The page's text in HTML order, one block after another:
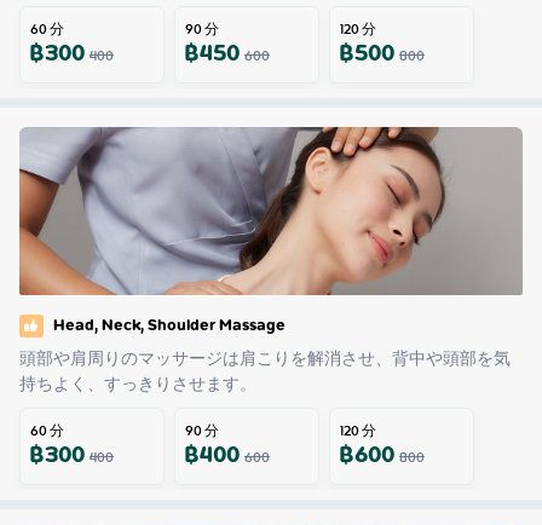
60分
฿300400
90分
฿450600
120分
฿500800
Head, Neck, Shoulder Massage
頭部や肩周りのマッサージは肩こりを解消させ、背中や頭部を気
持ちよく、すっきりさせます。
60分
฿300400
90分
฿400600
120分
฿600800